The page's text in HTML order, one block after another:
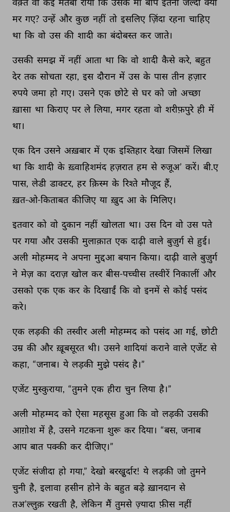
मर गए? उन्हें और कुछ नहीं तो इसलिए ज़िंदा रहना चाहिए
था कि वो उस की शादी का बंदोबस्त कर जाते।
उसकी समझ में नहीं आता था कि वो शादी कैसे करे, बहुत
देर तक सोचता रहा, इस दौरान में उस के पास तीन हज़ार
रुपये जमा हो गए। उसने एक छोटे से घर को जो अच्छा
ख़ासा था किराए पर ले लिया, मगर रहता वो शरीफ़पुरे ही में
था।
एक दिन उसने अख़बार में एक इश्तिहार देखा जिसमें लिखा
था कि शादी के ख़्वाहिशमंद हज़रात हम से रुजूअ’ करें। बी.ए
पास, लेडी डाक्टर, हर क़िस्म के रिश्ते मौजूद हैं,
ख़त-ओ-किताबत कीजिए या ख़ुद आ के मिलिए।
इतवार को वो दुकान नहीं खोलता था। उस दिन वो उस पते
पर गया और उसकी मुलाक़ात एक दाढ़ी वाले बुज़ुर्ग से हुई।
अली मोहम्मद ने अपना मुद्दआ बयान किया। दाढ़ी वाले बुज़ुर्ग
ने मेज़ का दराज़ खोल कर बीस-पच्चीस तस्वीरें निकालीं और
उसको एक एक कर के दिखाईं कि वो इनमें से कोई पसंद
करे।
एक लड़की की तस्वीर अली मोहम्मद को पसंद आ गई, छोटी
उम्र की और ख़ूबसूरत थी। उसने शादियां कराने वाले एजेंट से
कहा, “जनाब। ये लड़की मुझे पसंद है।”
एजेंट मुस्कुराया, “तुमने एक हीरा चुन लिया है।”
अली मोहम्मद को ऐसा महसूस हुआ कि वो लड़की उसकी
आग़ोश में है, उसने गटकना शुरू कर दिया। “बस, जनाब
आप बात पक्की कर दीजिए।”
एजेंट संजीदा हो गया,” देखो बरखु़र्दार! ये लड़की जो तुमने
चुनी है, इलावा हसीन होने के बहुत बड़े ख़ानदान से
तअ’ल्लुक़ रखती है, लेकिन मैं तुमसे ज़्यादा फ़ीस नहीं